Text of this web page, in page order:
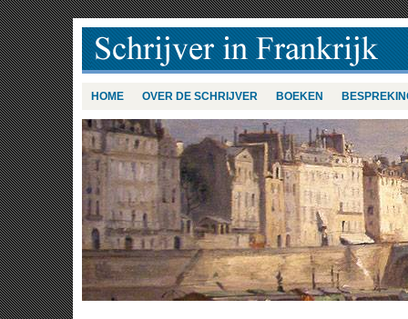
HOME OVER DE SCHRIJVER BOEKEN